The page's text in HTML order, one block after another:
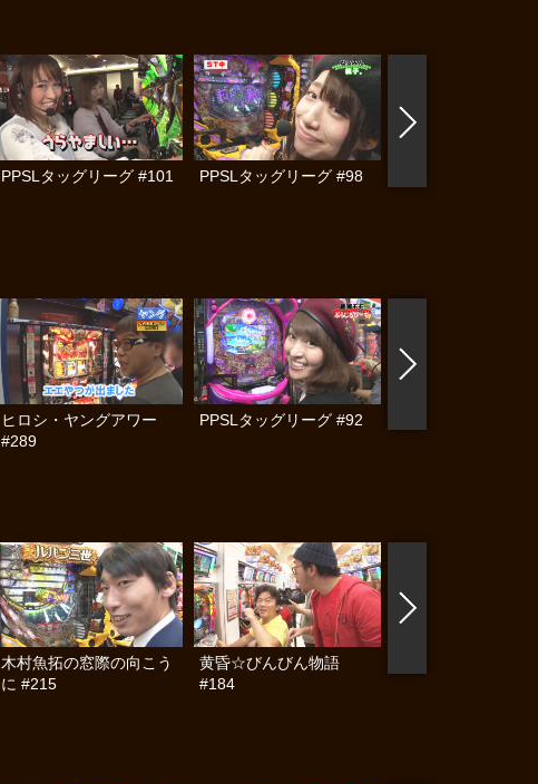
PPSLタッグリーグ #101 PPSLタッグリーグ #98
ヒロシ・ヤングアワー
#289
PPSLタッグリーグ #92
木村魚拓の窓際の向こう
に #215
黄昏☆びんびん物語
#184